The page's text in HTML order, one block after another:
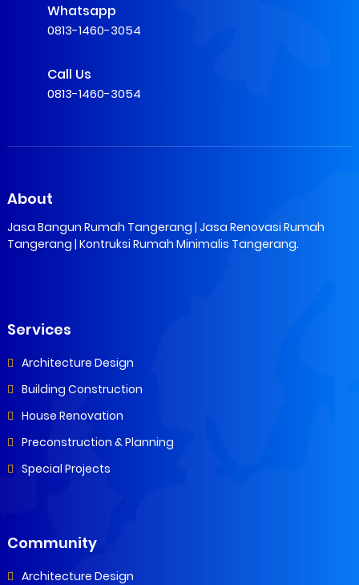
Whatsapp
0813-1460-3054
Call Us
0813-1460-3054
About
Jasa Bangun Rumah Tangerang | Jasa Renovasi Rumah
Tangerang | Kontruksi Rumah Minimalis Tangerang.
Services
Architecture Design
Building Construction
House Renovation
Preconstruction & Planning
Special Projects
Community
Architecture Design